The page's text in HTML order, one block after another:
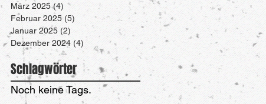
März 2025 (4) 4 Beiträge
Februar 2025 (5) 5 Beiträge
Januar 2025 (2) 2 Beiträge
Dezember 2024 (4) 4 Beiträge
Schlagwörter
Noch keine Tags.